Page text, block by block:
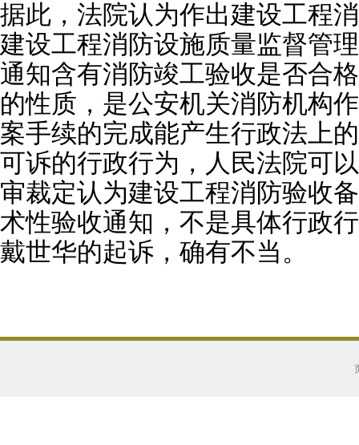
据此，法院认为作出建设工程
建设工程消防设施质量监督管
通知含有消防竣工验收是否合
的性质，是公安机关消防机构
案手续的完成能产生行政法上
可诉的行政行为，人民法院可
审裁定认为建设工程消防验收
术性验收通知，不是具体行政
戴世华的起诉，确有不当。